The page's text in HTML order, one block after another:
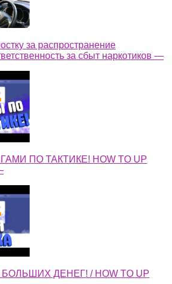
за распространение
за сбыт наркотиков —
ПО ТАКТИКЕ! HOW TO UP
ДЕНЕГ! / HOW TO UP